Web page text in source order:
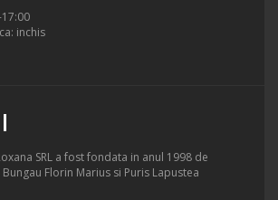
inchis
SRL a fost fondata in anul 1998 de
Florin Marius si Puris Lapustea